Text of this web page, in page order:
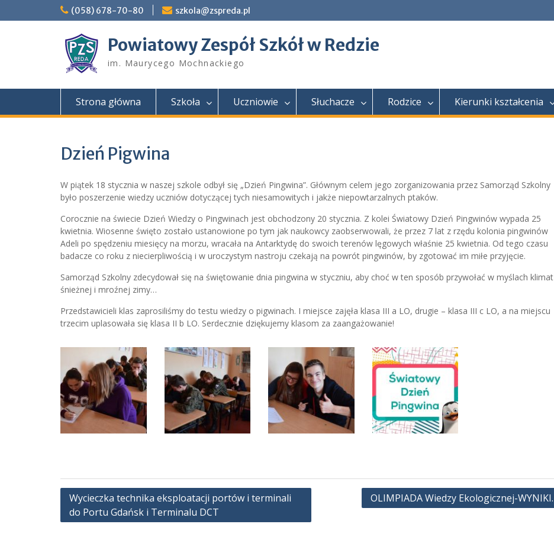
to
(058) 678-70-80 szkola@zspreda.pl
Powiatowy Zespół Szkół w Redzie
im. Maurycego Mochnackiego
Strona główna Szkoła Uczniowie Słuchacze Rodzice Kierunki kształcenia
Dzień Pigwina
W piątek 18 stycznia w naszej szkole odbył się „Dzień Pingwina”. Głównym celem jego zorganizowania przez Samorząd Szkolny
było poszerzenie wiedzy uczniów dotyczącej tych niesamowitych i jakże niepowtarzalnych ptaków.
Corocznie na świecie Dzień Wiedzy o Pingwinach jest obchodzony 20 stycznia. Z kolei Światowy Dzień Pingwinów wypada 25
kwietnia. Wiosenne święto zostało ustanowione po tym jak naukowcy zaobserwowali, że przez 7 lat z rzędu kolonia pingwinów
Adeli po spędzeniu miesięcy na morzu, wracała na Antarktydę do swoich terenów lęgowych właśnie 25 kwietnia. Od tego czasu
badacze co roku z niecierpliwością i w uroczystym nastroju czekają na powrót pingwinów, by zgotować im miłe przyjęcie.
Samorząd Szkolny zdecydował się na świętowanie dnia pingwina w styczniu, aby choć w ten sposób przywołać w myślach klimat
śnieżnej i mroźnej zimy…
Przedstawicieli klas zaprosiliśmy do testu wiedzy o pigwinach. I miejsce zajęła klasa III a LO, drugie – klasa III c LO, a na miejscu
trzecim uplasowała się klasa II b LO. Serdecznie dziękujemy klasom za zaangażowanie!
Nawigacja
wpisu
Wycieczka technika eksploatacji portów i terminali
do Portu Gdańsk i Terminalu DCT
OLIMPIADA Wiedzy Ekologicznej-WYNIKI.